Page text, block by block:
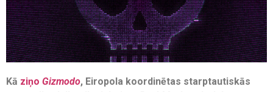
Kā ziņo Gizmodo, Eiropola koordinētas starptautiskās